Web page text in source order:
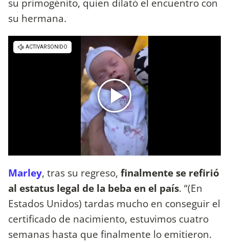
su primogénito, quien dilató el encuentro con
su hermana.
Marley, tras su regreso, finalmente se refirió
al estatus legal de la beba en el país. “(En
Estados Unidos) tardas mucho en conseguir el
certificado de nacimiento, estuvimos cuatro
semanas hasta que finalmente lo emitieron.